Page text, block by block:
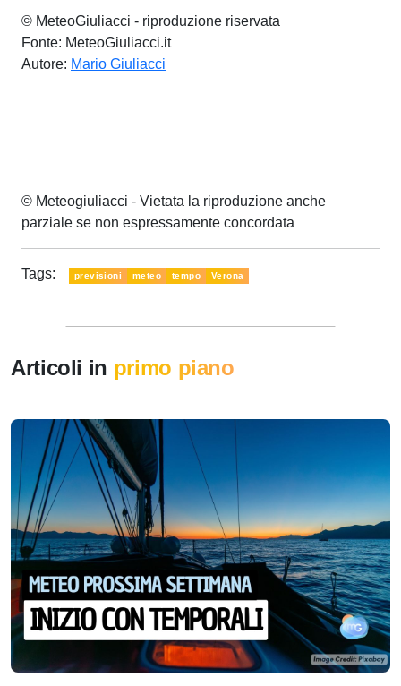
© MeteoGiuliacci - riproduzione riservata
Fonte: MeteoGiuliacci.it
Autore: Mario Giuliacci
© Meteogiuliacci - Vietata la riproduzione anche
parziale se non espressamente concordata
Tags: previsioni meteo tempo Verona
Articoli in primo piano